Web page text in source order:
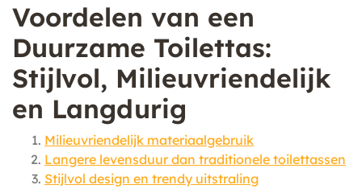
Voordelen van een
Duurzame Toilettas:
Stijlvol, Milieuvriendelijk
en Langdurig
Milieuvriendelijk materiaalgebruik
Langere levensduur dan traditionele toilettassen
Stijlvol design en trendy uitstraling